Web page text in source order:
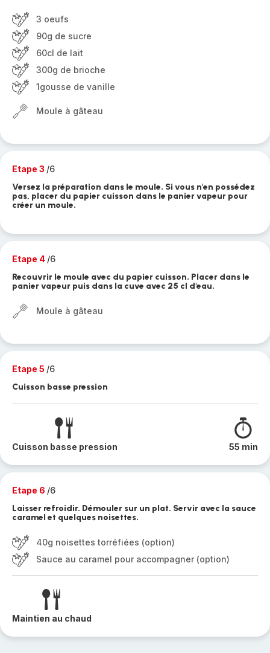
3 oeufs
90g de sucre
60cl de lait
300g de brioche
1gousse de vanille
Moule à gâteau
Etape 3 /6
Versez la préparation dans le moule. Si vous n'en possédez
pas, placer du papier cuisson dans le panier vapeur pour
créer un moule.
Etape 4 /6
Recouvrir le moule avec du papier cuisson. Placer dans le
panier vapeur puis dans la cuve avec 25 cl d'eau.
Moule à gâteau
Etape 5 /6
Cuisson basse pression
Cuisson basse pression 55 min
Etape 6 /6
Laisser refroidir. Démouler sur un plat. Servir avec la sauce
caramel et quelques noisettes.
40g noisettes torréfiées (option)
Sauce au caramel pour accompagner (option)
Maintien au chaud